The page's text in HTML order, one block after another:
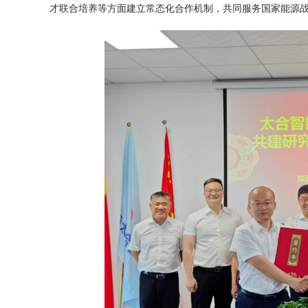
才联合培养等方面建立常态化合作机制，共同服务国家能源